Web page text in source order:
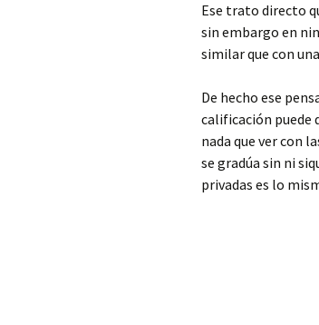
Ese trato directo
sin embargo en
similar que con
De hecho ese
calificación puede
nada que ver con
se gradúa sin ni
privadas es lo